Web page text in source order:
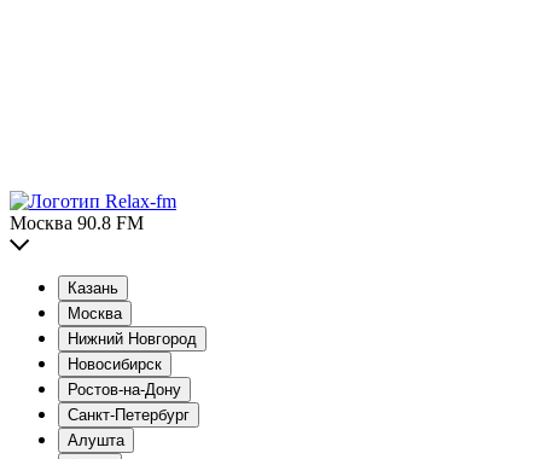
Москва 90.8 FM
Казань
Москва
Нижний Новгород
Новосибирск
Ростов-на-Дону
Санкт-Петербург
Алушта